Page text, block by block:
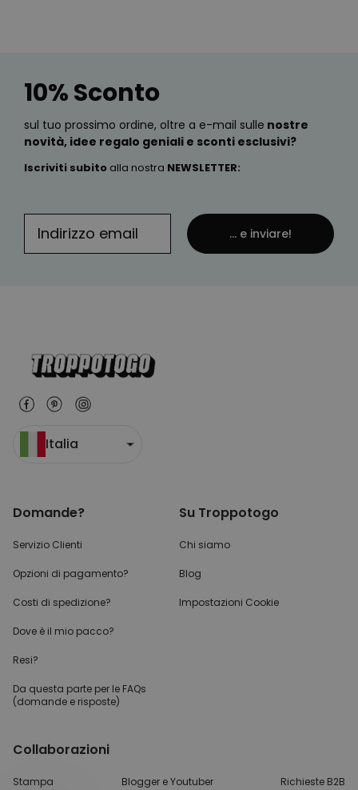
10% Sconto
sul tuo prossimo ordine, oltre a e-mail sulle nostre
novità, idee regalo geniali e sconti esclusivi?
Iscriviti subito alla nostra NEWSLETTER:
... e inviare!
Italia
Domande?
Servizio Clienti
Opzioni di pagamento?
Costi di spedizione?
Dove è il mio pacco?
Resi?
Da questa parte per le FAQs
(domande e risposte)
Su Troppotogo
Chi siamo
Blog
Impostazioni Cookie
Collaborazioni
Stampa Blogger e Youtuber Richieste B2B